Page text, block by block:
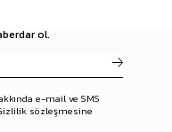
ol.
e-mail ve SMS
sözleşmesine